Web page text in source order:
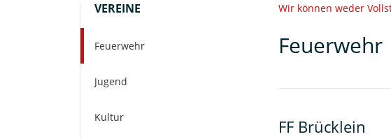
VEREINE
Feuerwehr
Jugend
Kultur
Wir können weder
Feuerwehr
FF Brücklein